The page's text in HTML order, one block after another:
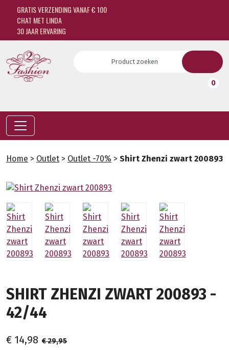
GRATIS VERZENDING VANAF € 100
CHAT MET LINDA
30 JAAR ERVARING
0
Home > Outlet > Outlet -70% > Shirt Zhenzi zwart 200893
SHIRT ZHENZI ZWART 200893 -
42/44
€ 14,98 € 29,95